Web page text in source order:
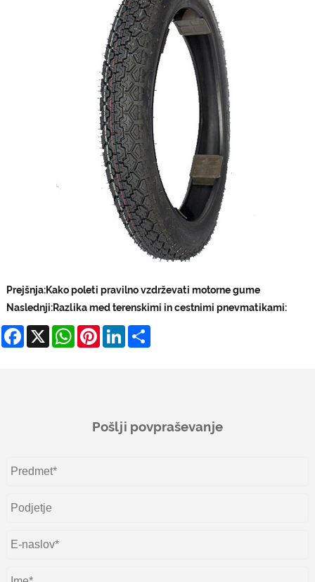
Prejšnja:Kako poleti pravilno vzdrževati motorne gume
Naslednji:Razlika med terenskimi in cestnimi pnevmatikami:
Facebook
X WhatsApp
PinterestLinkedIn
Pošlji povpraševanje